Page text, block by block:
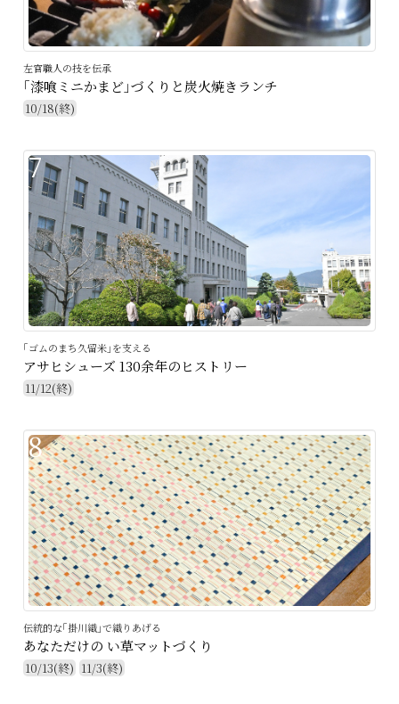
左官職人の技を伝承
｢漆喰ミニかまど｣づくりと炭火焼きランチ
10/18(終)
7
｢ゴムのまち久留米｣を支える
アサヒシューズ 130余年のヒストリー
11/12(終)
8
伝統的な｢掛川織｣で織りあげる
あなただけの い草マットづくり
10/13(終) 11/3(終)